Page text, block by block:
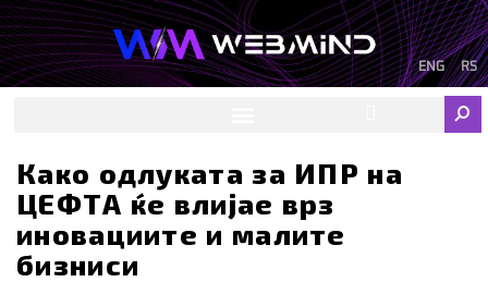
Skip
to
content
RS
ENG
b
o
o
k
a
g
r
a
t
u
b
e
t
Како одлуката за ИПР на
ЦЕФТА ќе влијае врз
иновациите и малите
бизниси